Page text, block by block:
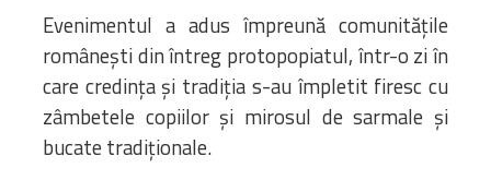
Evenimentul a adus împreună comunitățile
românești din întreg protopopiatul, într-o zi în
care credința și tradiția s-au împletit firesc cu
zâmbetele copiilor și mirosul de sarmale și
bucate tradiționale.